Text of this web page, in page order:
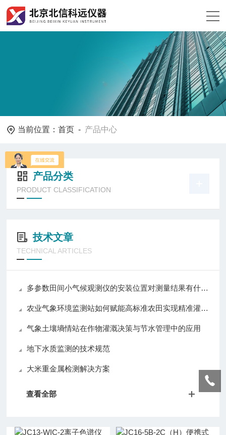
当前位置：首页 - 产品中心
产品分类
PRODUCT CLASSIFICATION
技术文章
TECHNICAL ARTICLES
多参数田间小气候观测仪的安装位置对测量结果有什么影响？
农业气象环境监测站如何赋能高标准农田实现精准灌溉与施肥决策
气象土壤墒情站在作物灌溉决策与节水管理中的应用
地下水质监测的技术规范
大米重金属检测解决方案​
查看全部